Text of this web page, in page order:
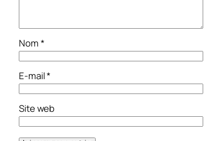
Nom*
E-mail*
Site web